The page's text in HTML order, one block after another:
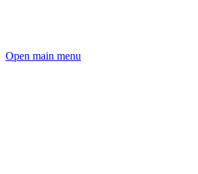
Open main menu